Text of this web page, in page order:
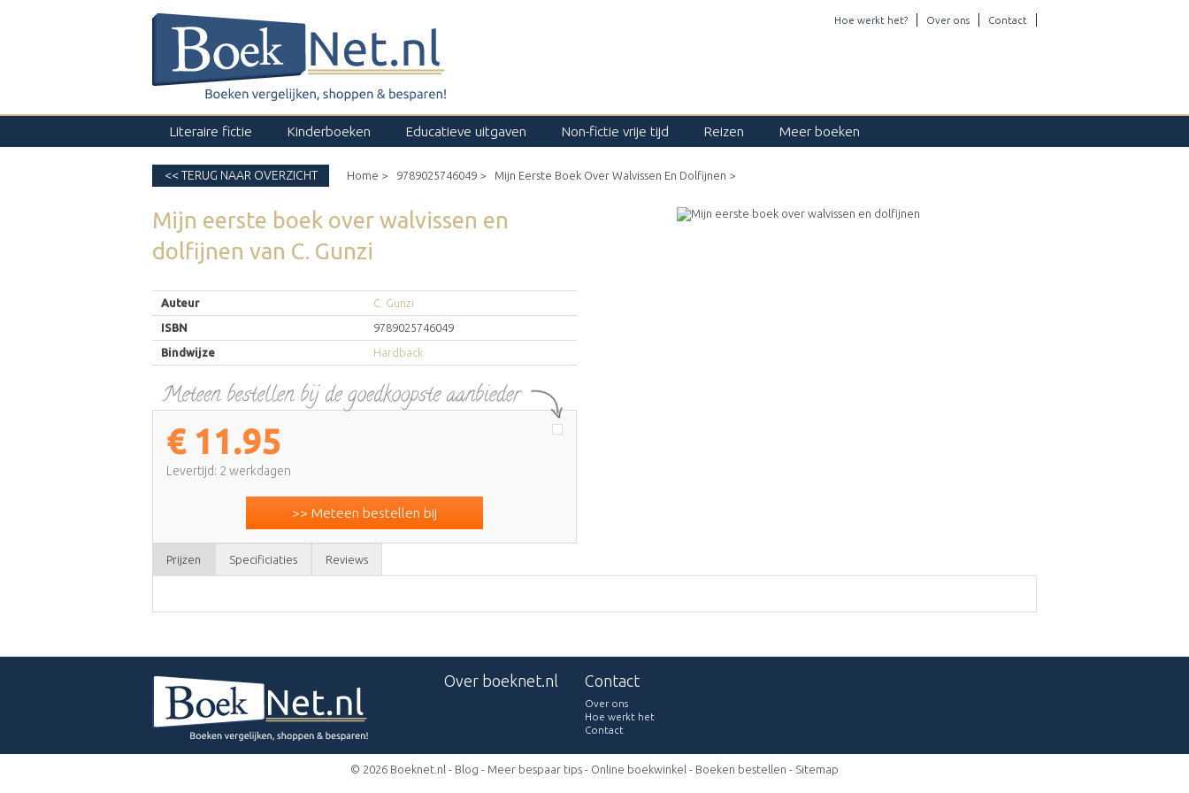
Hoe werkt het? Over ons Contact
Literaire fictie Kinderboeken Educatieve uitgaven Non-fictie vrije tijd Reizen Meer boeken
<< TERUG NAAR OVERZICHT Home > 9789025746049 > Mijn Eerste Boek Over Walvissen En Dolfijnen >
Mijn eerste boek over walvissen en
dolfijnen van C. Gunzi
Auteur
C. Gunzi
ISBN
9789025746049
Bindwijze
Hardback
€ 11.95
Levertijd: 2 werkdagen
>> Meteen bestellen bij
Prijzen Specificiaties Reviews
Over boeknet.nl Contact
Over ons
Hoe werkt het
Contact
© 2026 Boeknet.nl - Blog - Meer bespaar tips - Online boekwinkel - Boeken bestellen - Sitemap